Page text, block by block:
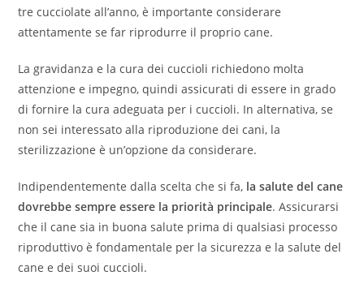
tre cucciolate all’anno, è importante considerare
attentamente se far riprodurre il proprio cane.
La gravidanza e la cura dei cuccioli richiedono molta
attenzione e impegno, quindi assicurati di essere in grado
di fornire la cura adeguata per i cuccioli. In alternativa, se
non sei interessato alla riproduzione dei cani, la
sterilizzazione è un’opzione da considerare.
Indipendentemente dalla scelta che si fa, la salute del cane
dovrebbe sempre essere la priorità principale. Assicurarsi
che il cane sia in buona salute prima di qualsiasi processo
riproduttivo è fondamentale per la sicurezza e la salute del
cane e dei suoi cuccioli.